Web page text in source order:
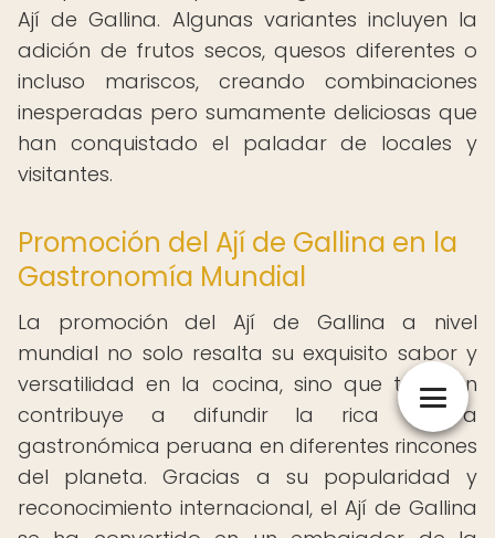
Ají de Gallina. Algunas variantes incluyen la
adición de frutos secos, quesos diferentes o
incluso mariscos, creando combinaciones
inesperadas pero sumamente deliciosas que
han conquistado el paladar de locales y
visitantes.
Promoción del Ají de Gallina en la
Gastronomía Mundial
La promoción del Ají de Gallina a nivel
mundial no solo resalta su exquisito sabor y
versatilidad en la cocina, sino que también
contribuye a difundir la rica cultura
gastronómica peruana en diferentes rincones
del planeta. Gracias a su popularidad y
reconocimiento internacional, el Ají de Gallina